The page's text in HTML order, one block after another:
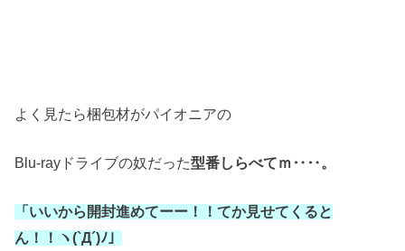
よく見たら梱包材がパイオニアの
Blu-rayドライブの奴だった型番しらべてｍ‥‥。
「いいから開封進めてーー！！てか見せてくると
ん！！ヽ(`Д´)ﾉ」